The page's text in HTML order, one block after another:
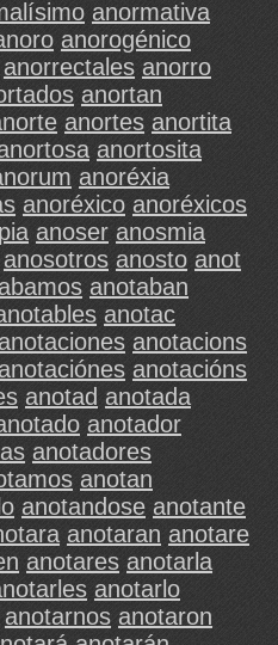
anormativa
anorogénico
anorrectales anorro
anortan
anortes anortita
anortosita
anoréxia
anoréxico anoréxicos
anoser anosmia
anosotros anosto anot
anotaban
anotac
anotacions
anotaciónes anotacións
anotad anotada
anotador
anotadores
anotan
anotandose anotante
anotaran anotare
anotares anotarla
anotarlo
anotarnos anotaron